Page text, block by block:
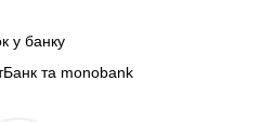
у банку
та monobank